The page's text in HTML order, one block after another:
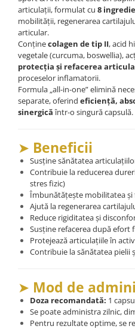
articulații, formulat cu 8
mobilității, regenerarea
articular.
Conținecolagen de tip II, acid
vegetale (curcuma, boswellia),
protecția și refacerea
proceselor inflamatorii.
Formula „all-in-one” elimină
separate, oferind eficiență,
sinergicăîntr-o singură capsulă.
➤ Beneficii
Susține sănătatea
Contribuie la reducerea
stres fizic)
Îmbunătățește mobilitatea
Ajută la regenerarea
Reduce rigiditatea și
Susține refacerea după efort
Protejează articulațiile în
Contribuie la sănătatea pielii
➤ Mod de
Doza recomandată: 1
Se poate administra zilnic,
Pentru rezultate optime, se